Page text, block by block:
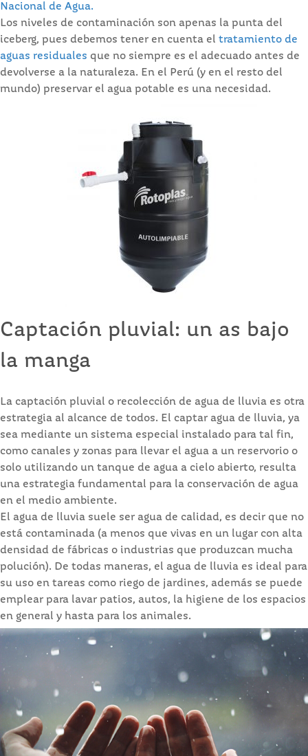
Nacional de Agua.
Los niveles de contaminación son apenas la punta del
iceberg, pues debemos tener en cuenta el tratamiento de
aguas residuales que no siempre es el adecuado antes de
devolverse a la naturaleza. En el Perú (y en el resto del
mundo) preservar el agua potable es una necesidad.
Captación pluvial: un as bajo
la manga
La captación pluvial o recolección de agua de lluvia es otra
estrategia al alcance de todos. El captar agua de lluvia, ya
sea mediante un sistema especial instalado para tal fin,
como canales y zonas para llevar el agua a un reservorio o
solo utilizando un tanque de agua a cielo abierto, resulta
una estrategia fundamental para la conservación de agua
en el medio ambiente.
El agua de lluvia suele ser agua de calidad, es decir que no
está contaminada (a menos que vivas en un lugar con alta
densidad de fábricas o industrias que produzcan mucha
polución). De todas maneras, el agua de lluvia es ideal para
su uso en tareas como riego de jardines, además se puede
emplear para lavar patios, autos, la higiene de los espacios
en general y hasta para los animales.